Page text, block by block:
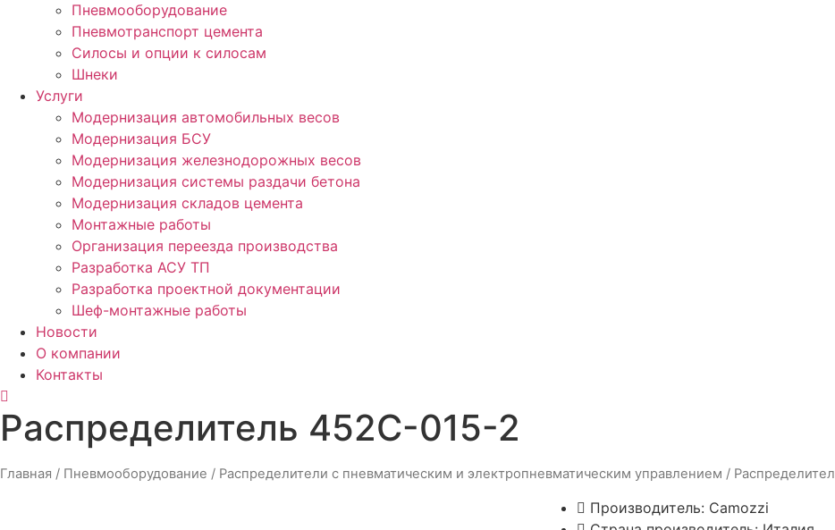
Пневмооборудование
Пневмотранспорт цемента
Силосы и опции к силосам
Шнеки
Услуги
Модернизация автомобильных весов
Модернизация БСУ
Модернизация железнодорожных весов
Модернизация системы раздачи бетона
Модернизация складов цемента
Монтажные работы
Организация переезда производства
Разработка АСУ ТП
Разработка проектной документации
Шеф-монтажные работы
Новости
О компании
Контакты
Распределитель 452C-015-2
Главная / Пневмооборудование / Распределители с пневматическим и электропневматическим управлением /
Производитель: Camozzi